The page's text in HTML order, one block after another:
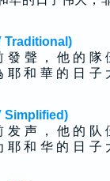
Traditional)
發 聲 ， 他 的 隊
耶 和 華 的 日 子
Simplified)
发 声 ， 他 的 队
耶 和 华 的 日 子